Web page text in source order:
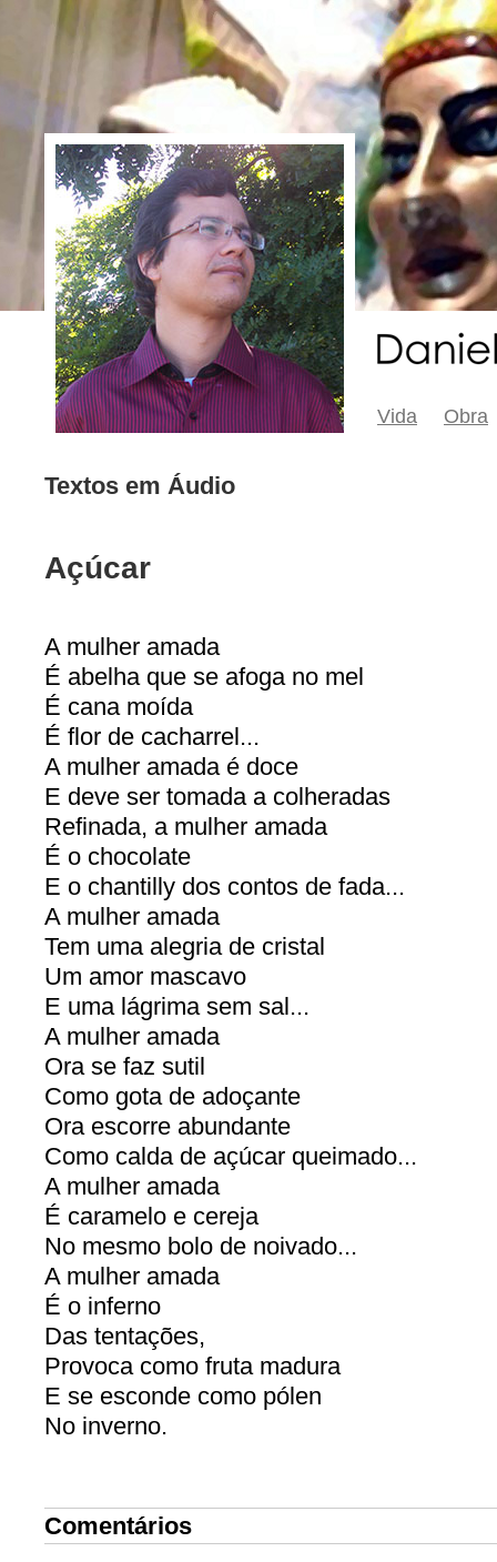
Vida Obra
Textos em Áudio
Açúcar
A mulher amada
É abelha que se afoga no mel
É cana moída
É flor de cacharrel...
A mulher amada é doce
E deve ser tomada a colheradas
Refinada, a mulher amada
É o chocolate
E o chantilly dos contos de fada...
A mulher amada
Tem uma alegria de cristal
Um amor mascavo
E uma lágrima sem sal...
A mulher amada
Ora se faz sutil
Como gota de adoçante
Ora escorre abundante
Como calda de açúcar queimado...
A mulher amada
É caramelo e cereja
No mesmo bolo de noivado...
A mulher amada
É o inferno
Das tentações,
Provoca como fruta madura
E se esconde como pólen
No inverno.
Comentários